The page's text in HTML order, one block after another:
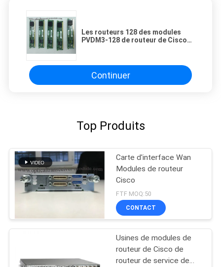
Les routeurs 128 des modules
PVDM3-128 de routeur de Cisco
Continuer
Top Produits
Carte d'interface Wan
Modules de routeur
Cisco
FTF MOQ:50
CONTACT
Usines de modules de
routeur de Cisco de
routeur de service de